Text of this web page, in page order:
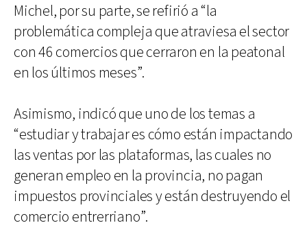
Michel, por su parte, se refirió a “la
problemática compleja que atraviesa el sector
con 46 comercios que cerraron en la peatonal
en los últimos meses”.
Asimismo, indicó que uno de los temas a
“estudiar y trabajar es cómo están impactando
las ventas por las plataformas, las cuales no
generan empleo en la provincia, no pagan
impuestos provinciales y están destruyendo el
comercio entrerriano”.